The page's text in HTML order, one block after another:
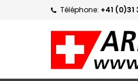
Téléphone: +41 (0)31